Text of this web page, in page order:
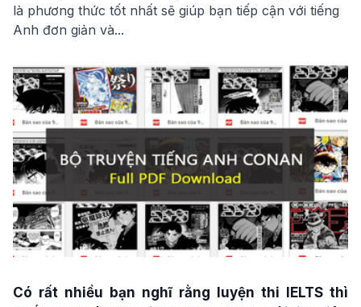
là phương thức tốt nhất sẽ giúp bạn tiếp cận với tiếng
Anh đơn giản và...
Có rất nhiều bạn nghĩ rằng luyện thi IELTS thì